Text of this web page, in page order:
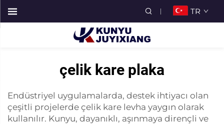
TR
çelik kare plaka
Endüstriyel uygulamalarda, destek ihtiyacı olan
çeşitli projelerde çelik kare levha yaygın olarak
kullanılır. Kunyu, dayanıklı, aşınmaya dirençli ve